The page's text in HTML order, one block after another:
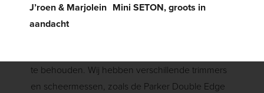
te behouden. Wij hebben verschillende trimmers
en scheermessen, zoals de Parker Double Edge
J’roen & Marjolein Mini SETON, groots in
aandacht